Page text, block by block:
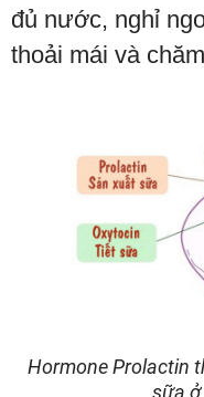
đủ nước, nghỉ
thoải mái và
Hormone Prolactin
sữa